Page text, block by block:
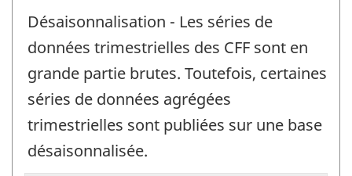
Désaisonnalisation - Les séries de
données trimestrielles des CFF sont en
grande partie brutes. Toutefois, certaines
séries de données agrégées
trimestrielles sont publiées sur une base
désaisonnalisée.